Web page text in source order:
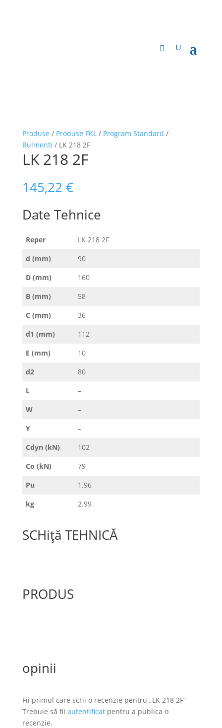
Produse / Produse FKL/ Program Standard /
Rulmenti / LK 218 2F
LK 218 2F
145,22 €
Date Tehnice
Reper
LK 218 2F
d (mm)
90
D (mm)
160
B (mm)
58
C (mm)
36
d1 (mm)
112
E (mm)
10
d2
80
L
–
W
–
Y
–
Cdyn (kN)
102
Co (kN)
79
Pu
1.96
kg
2.99
SCHiță TEHNICĂ
PRODUS
opinii
Fii primul care scrii o recenzie pentru „LK 218 2F”
Trebuie să fii autentificatpentru a publica o
recenzie.